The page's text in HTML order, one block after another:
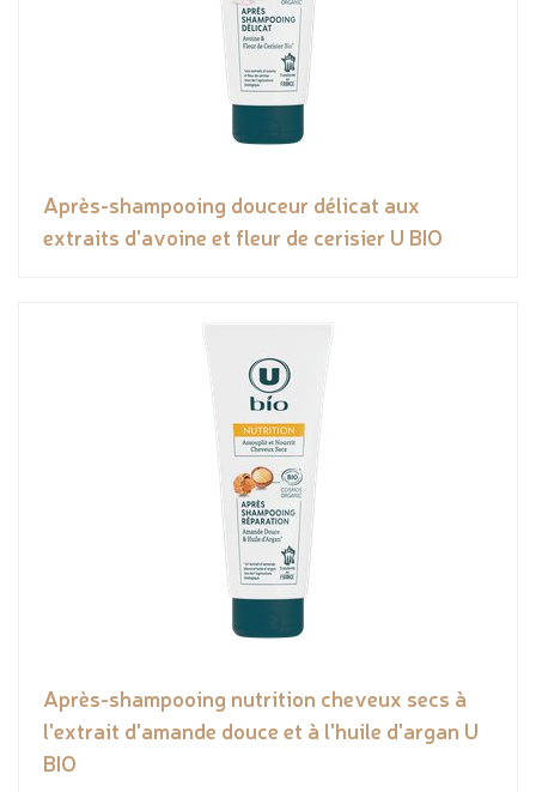
Après-shampooing douceur délicat aux
extraits d'avoine et fleur de cerisier U BIO
Après-shampooing nutrition cheveux secs à
l'extrait d'amande douce et à l'huile d'argan U
BIO